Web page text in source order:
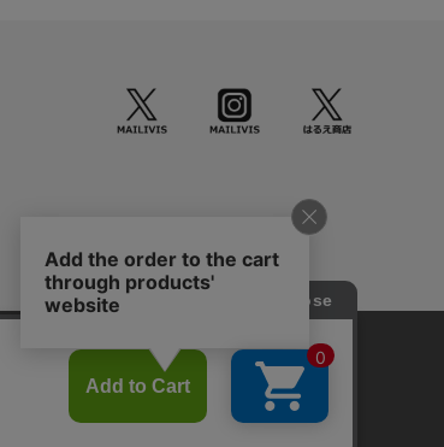
© STARDUST HD. inc. All Rights Reserved.
ています。